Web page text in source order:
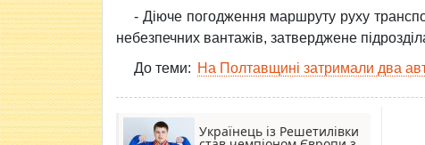
- Діюче погодження маршруту руху
небезпечних вантажів, затверджене
До теми: На Полтавщині затримали два
Українець із Решетилівки